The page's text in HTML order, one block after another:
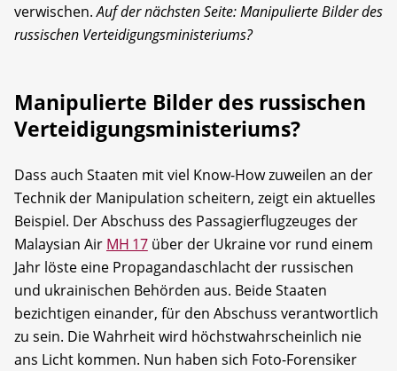
verwischen.Auf der nächsten Seite: Manipulierte Bilder des
russischen Verteidigungsministeriums?
Manipulierte Bilder des russischen
Verteidigungsministeriums?
Dass auch Staaten mit viel Know-How zuweilen an der
Technik der Manipulation scheitern, zeigt ein aktuelles
Beispiel. Der Abschuss des Passagierflugzeuges der
Malaysian Air MH 17über der Ukraine vor rund einem
Jahr löste eine Propagandaschlacht der russischen
und ukrainischen Behörden aus. Beide Staaten
bezichtigen einander, für den Abschuss verantwortlich
zu sein. Die Wahrheit wird höchstwahrscheinlich nie
ans Licht kommen. Nun haben sich Foto-Forensiker